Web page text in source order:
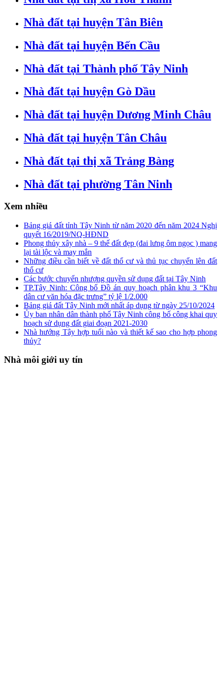
Nhà đất tại huyện Tân Biên
Nhà đất tại huyện Bến Cầu
Nhà đất tại Thành phố Tây Ninh
Nhà đất tại huyện Gò Dầu
Nhà đất tại huyện Dương Minh Châu
Nhà đất tại huyện Tân Châu
Nhà đất tại thị xã Trảng Bàng
Nhà đất tại phường Tân Ninh
Xem nhiều
Bảng giá đất tỉnh Tây Ninh từ năm 2020 đến năm 2024 Nghị
quyết 16/2019/NQ-HĐND
Phong thủy xây nhà – 9 thế đất đẹp (đai lưng ôm ngọc ) mang
lại tài lộc và may mắn
Những điều cần biết về đất thổ cư và thủ tục chuyển lên đất
thổ cư
Các bước chuyển nhượng quyền sử dụng đất tại Tây Ninh
TP.Tây Ninh: Công bố Đồ án quy hoạch phân khu 3 “Khu
dân cư văn hóa đặc trưng” tỷ lệ 1/2.000
Bảng giá đất Tây Ninh mới nhất áp dụng từ ngày 25/10/2024
Ủy ban nhân dân thành phố Tây Ninh công bố công khai quy
hoạch sử dụng đất giai đoạn 2021-2030
Nhà hướng Tây hợp tuổi nào và thiết kế sao cho hợp phong
thủy?
Nhà môi giới uy tín